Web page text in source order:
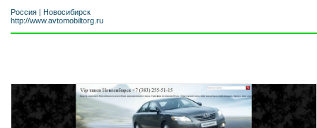
Россия | Новосибирск
http://www.avtomobiltorg.ru